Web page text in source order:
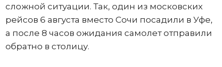
сложной ситуации. Так, один из московских
рейсов 6 августа вместо Сочи посадили в Уфе,
а после 8 часов ожидания самолет отправили
обратно в столицу.